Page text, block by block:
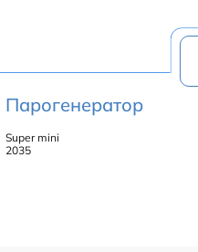
Парогенератор
Super mini
2035